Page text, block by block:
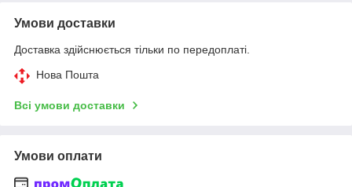
Умови доставки
Доставка здійснюється тільки по передоплаті.
Нова Пошта
Всі умови доставки
Умови оплати